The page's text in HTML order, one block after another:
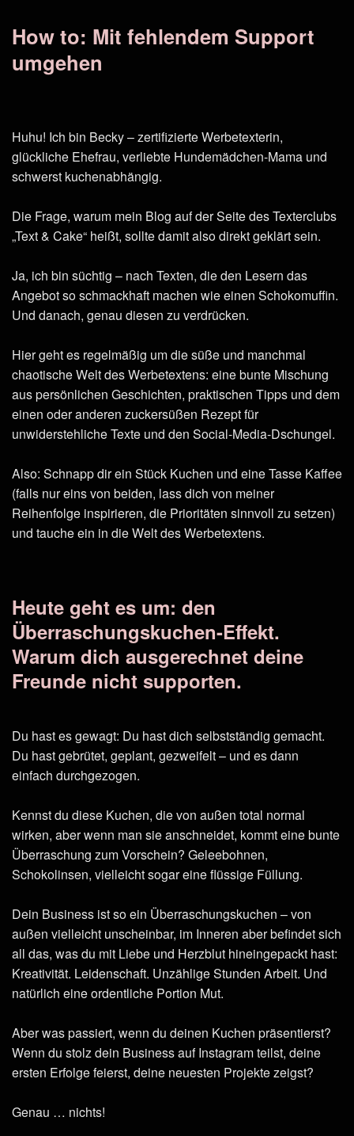
How to: Mit fehlendem Support
umgehen
Huhu! Ich bin Becky – zertifizierte Werbetexterin,
glückliche Ehefrau, verliebte Hundemädchen-Mama und
schwerst kuchenabhängig.
Die Frage, warum mein Blog auf der Seite des Texterclubs
„Text & Cake“ heißt, sollte damit also direkt geklärt sein.
Ja, ich bin süchtig – nach Texten, die den Lesern das
Angebot so schmackhaft machen wie einen Schokomuffin.
Und danach, genau diesen zu verdrücken.
Hier geht es regelmäßig um die süße und manchmal
chaotische Welt des Werbetextens: eine bunte Mischung
aus persönlichen Geschichten, praktischen Tipps und dem
einen oder anderen zuckersüßen Rezept für
unwiderstehliche Texte und den Social-Media-Dschungel.
Also: Schnapp dir ein Stück Kuchen und eine Tasse Kaffee
(falls nur eins von beiden, lass dich von meiner
Reihenfolge inspirieren, die Prioritäten sinnvoll zu setzen)
und tauche ein in die Welt des Werbetextens.
Heute geht es um: den
Überraschungskuchen-Effekt.
Warum dich ausgerechnet deine
Freunde nicht supporten.
Du hast es gewagt: Du hast dich selbstständig gemacht.
Du hast gebrütet, geplant, gezweifelt – und es dann
einfach durchgezogen.
Kennst du diese Kuchen, die von außen total normal
wirken, aber wenn man sie anschneidet, kommt eine bunte
Überraschung zum Vorschein? Geleebohnen,
Schokolinsen, vielleicht sogar eine flüssige Füllung.
Dein Business ist so ein Überraschungskuchen – von
außen vielleicht unscheinbar, im Inneren aber befindet sich
all das, was du mit Liebe und Herzblut hineingepackt hast:
Kreativität. Leidenschaft. Unzählige Stunden Arbeit. Und
natürlich eine ordentliche Portion Mut.
Aber was passiert, wenn du deinen Kuchen präsentierst?
Wenn du stolz dein Business auf Instagram teilst, deine
ersten Erfolge feierst, deine neuesten Projekte zeigst?
Genau … nichts!